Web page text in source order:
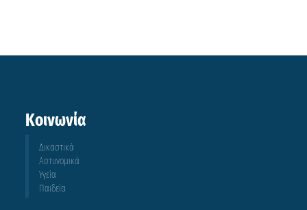
Κοινωνία
Δικαστικά
Αστυνομικά
Υγεία
Παιδεία